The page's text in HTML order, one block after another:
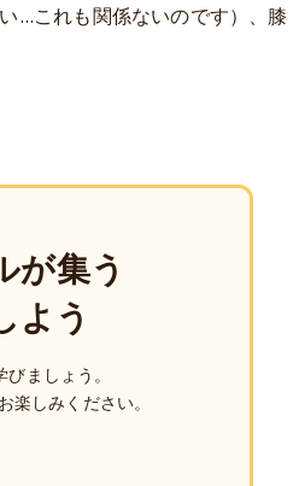
...これも関係ないのです）、膝
が集う
よう
ましょう。
しみください。